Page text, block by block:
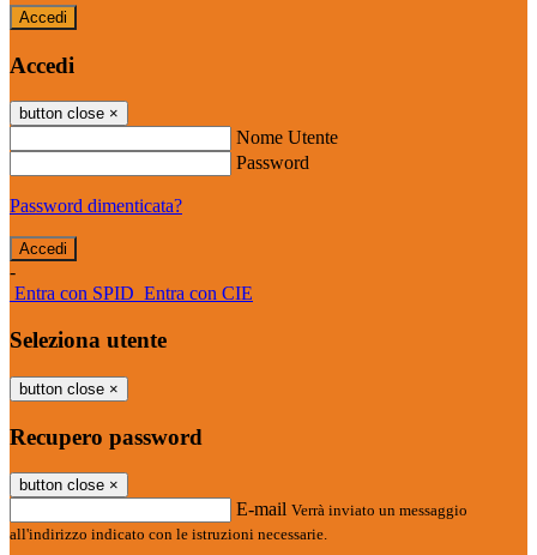
Accedi
Accedi
button close ×
Nome Utente
Password
Password dimenticata?
-
Entra con SPID Entra con CIE
Seleziona utente
button close ×
Recupero password
button close ×
E-mail Verrà inviato un messaggio
all'indirizzo indicato con le istruzioni necessarie.